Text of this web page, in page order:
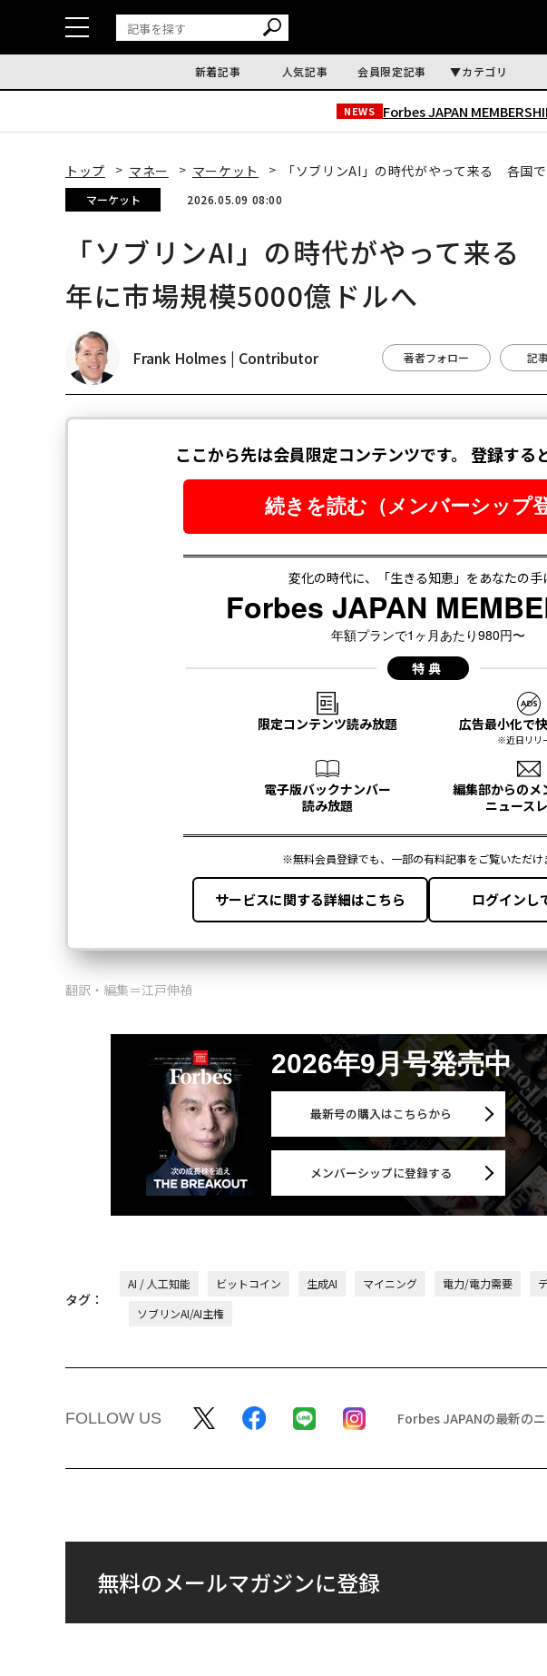
新着記事 人気記事 会員限定記事 カテゴリ
NEWS Forbes JAPAN
トップ マネー マーケット 「ソブリンAI」の時代がやって来る 各国
マーケット 2026.05.09 08:00
「ソブリンAI」の時代がやって来
年に市場規模5000億ドルへ
Frank Holmes | Contributor 著者フォロー 記
翻訳・編集＝江戸伸禎
2026年9月号発売中
最新号の購入はこちらから
メンバーシップに登録する
タグ：
AI / 人工知能 ビットコイン 生成AI マイニング 電力/電力需要
ソブリンAI/AI主権
FOLLOW US Forbes JAPANの最新の
無料のメールマガジンに登録